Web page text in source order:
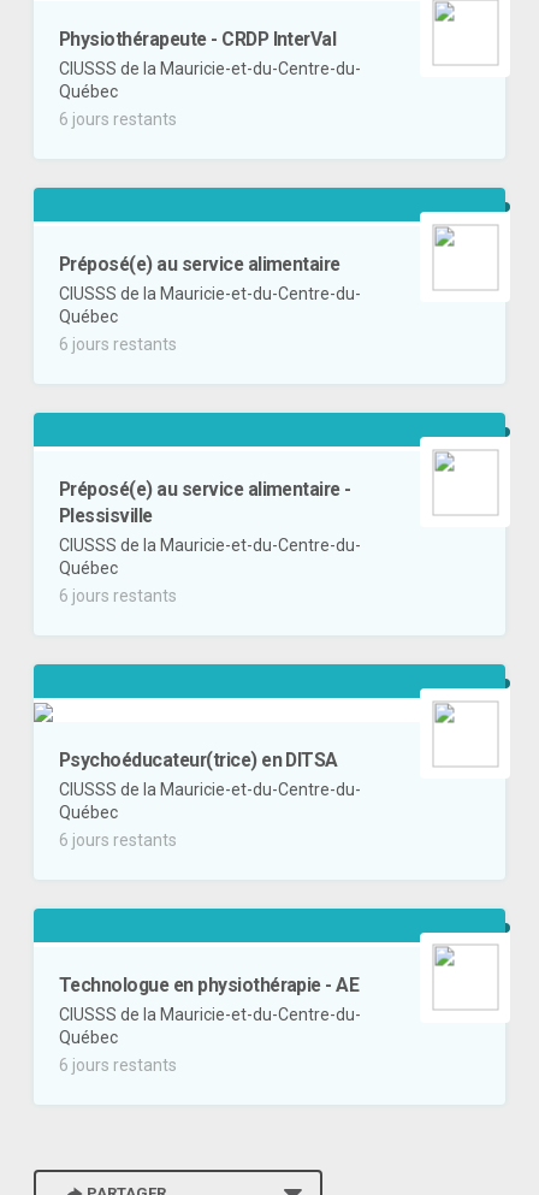
Physiothérapeute - CRDP InterVal
CIUSSS de la Mauricie-et-du-Centre-du-
Québec
6 jours restants
Préposé(e) au service alimentaire
CIUSSS de la Mauricie-et-du-Centre-du-
Québec
6 jours restants
Préposé(e) au service alimentaire -
Plessisville
CIUSSS de la Mauricie-et-du-Centre-du-
Québec
6 jours restants
Psychoéducateur(trice) en DITSA
CIUSSS de la Mauricie-et-du-Centre-du-
Québec
6 jours restants
Technologue en physiothérapie - AE
CIUSSS de la Mauricie-et-du-Centre-du-
Québec
6 jours restants